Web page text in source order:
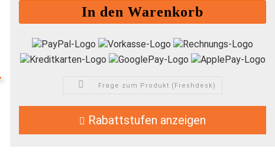
Frage zum Produkt (Freshdesk)
Rabattstufen anzeigen